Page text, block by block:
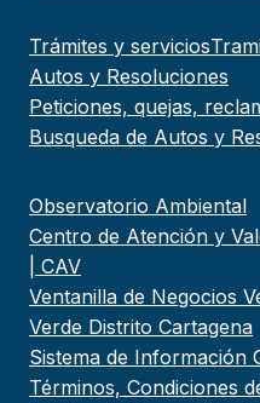
Trámites y servicios
Autos y Resoluciones
Peticiones, quejas,
Busqueda de Autos y
Observatorio Ambiental
Centro de Atención y
| CAV
Ventanilla de Negocios
Verde Distrito Cartagena
Sistema de Información
Términos, Condiciones